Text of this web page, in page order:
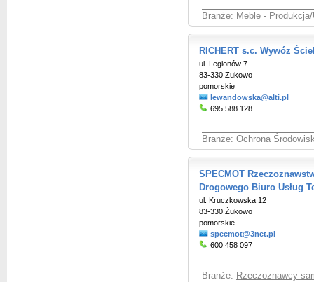
Branże: Meble - Produkcja/
RICHERT s.c. Wywóz
ul. Legionów 7
83-330 Żukowo
pomorskie
lewandowska@alti.pl
695 588 128
Branże: Ochrona
SPECMOT
Drogowego Biuro Usług
ul. Kruczkowska 12
83-330 Żukowo
pomorskie
specmot@3net.pl
600 458 097
Branże: Rzeczoznawcy